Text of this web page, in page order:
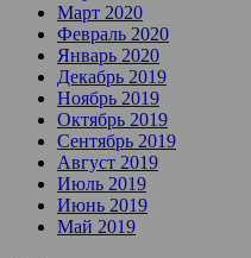
Март 2020
Февраль 2020
Январь 2020
Декабрь 2019
Ноябрь 2019
Октябрь 2019
Сентябрь 2019
Август 2019
Июль 2019
Июнь 2019
Май 2019